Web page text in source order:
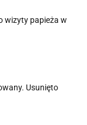
wizyty papieża w
Usunięto